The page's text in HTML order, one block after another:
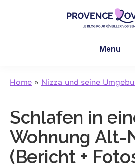
in
zu
-
Le
Menu
Home » Nizza und seine
Schlafen in
Wohnung Alt-
(Bericht +